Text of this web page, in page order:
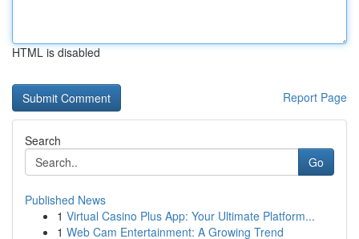
HTML is disabled
Report Page
Search
Go
Published News
1 Virtual Casino Plus App: Your Ultimate Platform...
1 Web Cam Entertainment: A Growing Trend